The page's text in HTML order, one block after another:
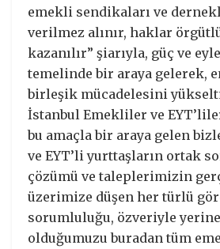
emekli sendikaları ve
verilmez alınır, haklar
kazanılır” şiarıyla, güç ve
temelinde bir araya gelerek,
birleşik mücadelesini
İstanbul Emekliler ve
bu amaçla bir araya gelen
ve EYT’li yurttaşların ortak
çözümü ve taleplerimizin
üzerimize düşen her türlü
sorumluluğu, özveriyle
olduğumuzu buradan tüm